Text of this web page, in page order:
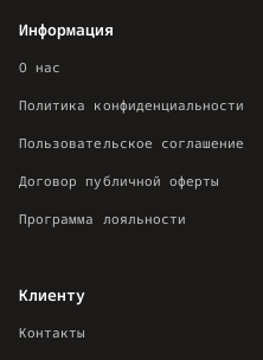
Информация
О нас
Политика конфиденциальности
Пользовательское соглашение
Договор публичной оферты
Программа лояльности
Клиенту
Контакты